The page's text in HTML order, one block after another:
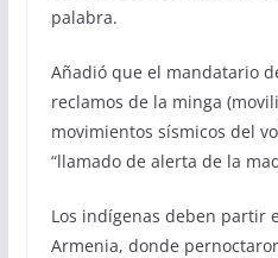
palabra.
Añadió que el mandatario
reclamos de la minga
movimientos sísmicos del
“llamado de alerta de la
Los indígenas deben partir
Armenia, donde